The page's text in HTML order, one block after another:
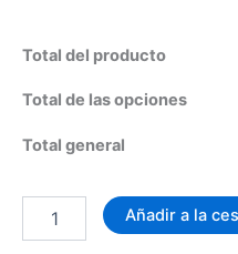
Total del producto
Total de las opciones
Total general
Añadir a la